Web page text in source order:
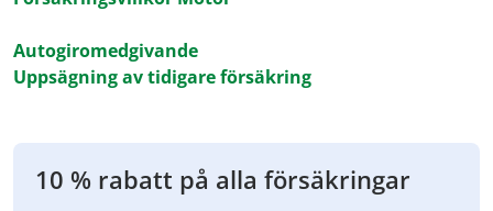
Autogiromedgivande
Uppsägning av tidigare försäkring
10 % rabatt på alla försäkringar